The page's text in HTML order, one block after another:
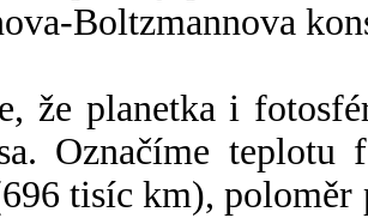
Boltzmannova
že planetka i
Označíme
tisíc km),